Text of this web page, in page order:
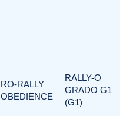
RO-RALLY
OBEDIENCE
RALLY-O
GRADO G1
(G1)